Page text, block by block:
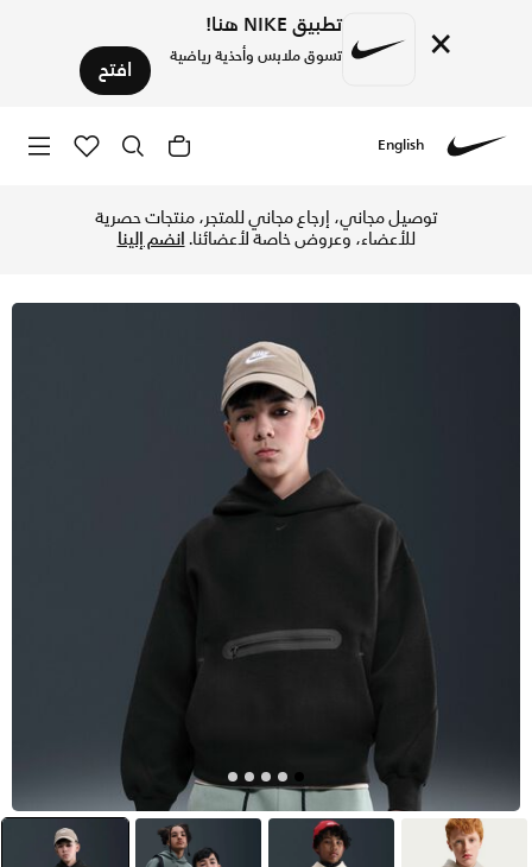
× تطبيق NIKE هنا!
تسوق ملابس وأحذية رياضية افتح
English
توصيل مجاني، إرجاع مجاني للمتجر، منتجات حصرية
للأعضاء، وعروض خاصة لأعضائنا.انضم إلينا